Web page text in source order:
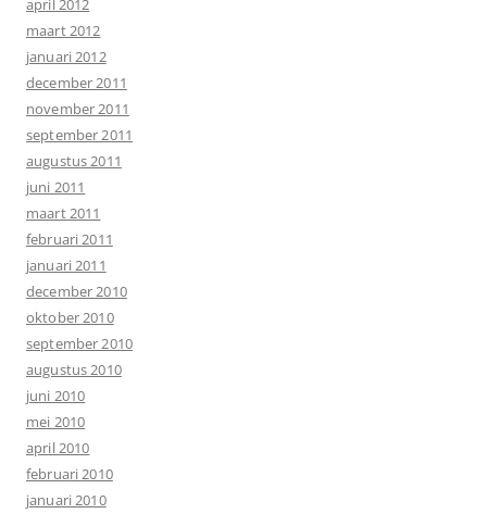
maart 2012
januari 2012
december 2011
november 2011
september 2011
augustus 2011
juni 2011
maart 2011
februari 2011
januari 2011
december 2010
oktober 2010
september 2010
augustus 2010
juni 2010
mei 2010
april 2010
februari 2010
januari 2010